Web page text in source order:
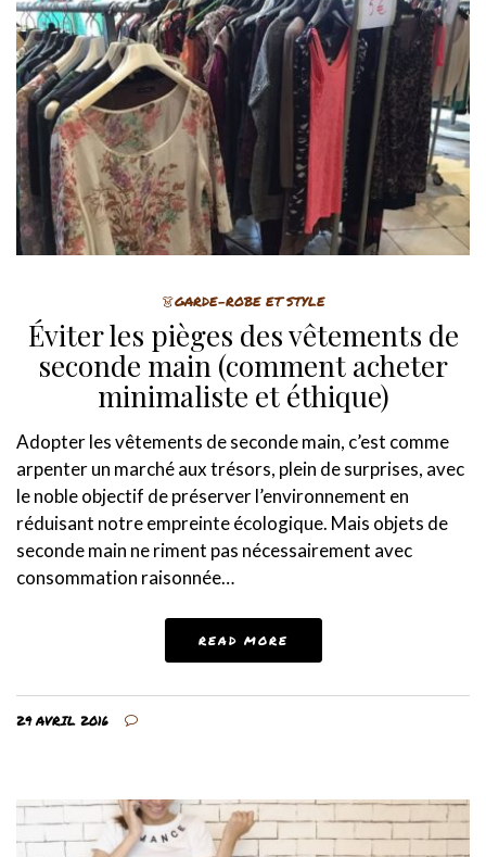
👗GARDE-ROBE ET STYLE
Éviter les pièges des vêtements de
seconde main (comment acheter
minimaliste et éthique)
Adopter les vêtements de seconde main, c’est comme
arpenter un marché aux trésors, plein de surprises, avec
le noble objectif de préserver l’environnement en
réduisant notre empreinte écologique. Mais objets de
seconde main ne riment pas nécessairement avec
consommation raisonnée…
READ MORE
29 AVRIL 2016